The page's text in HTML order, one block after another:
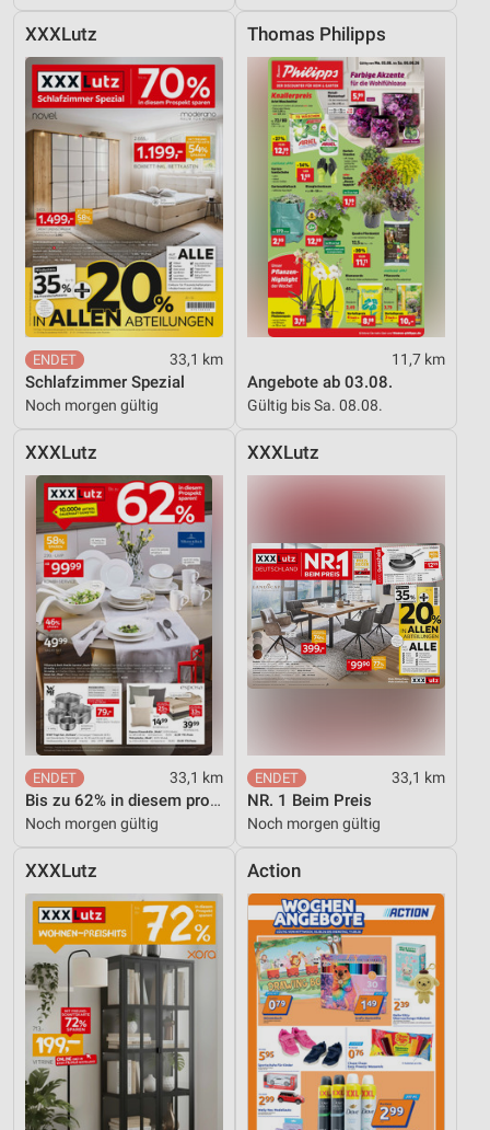
XXXLutz
33,1 km
Schlafzimmer Spezial
Noch morgen gültig
Thomas Philipps
11,7 km
Angebote ab 03.08.
Gültig bis Sa. 08.08.
XXXLutz
33,1 km
Bis zu 62% in diesem prospekt
Noch morgen gültig
XXXLutz
33,1 km
NR. 1 Beim Preis
Noch morgen gültig
XXXLutz Action
Wir nutzen Ihre Daten für folgende Zwecke:
IAB-Verarbeitungszwecke:
Speichern von oder Zugriff auf Informationen
auf einem Endgerät
Verwendung reduzierter Daten zur Auswahl von
Werbeanzeigen
Erstellung von Profilen für personalisierte
Werbung
Verwendung von Profilen zur Auswahl
personalisierter Werbung
Erstellung von Profilen zur Personalisierung
von Inhalten
Verwendung von Profilen zur Auswahl
Messung der Werbeleistung
Messung der Performance von Inhalten
Analyse von Zielgruppen durch Statistiken oder
Kombinationen von Daten aus verschiedenen
Quellen
Entwicklung und Verbesserung der Angebote
Verwendung reduzierter Daten zur Auswahl von
Inhalten
IAB-Besonderheiten:
Verwendung genauer Standortdaten
Geräte anhand von aktiv angeforderten
Nicht-IAB-Verarbeitungszwecke:
Notwendig
Performance
Funktional
Werbung